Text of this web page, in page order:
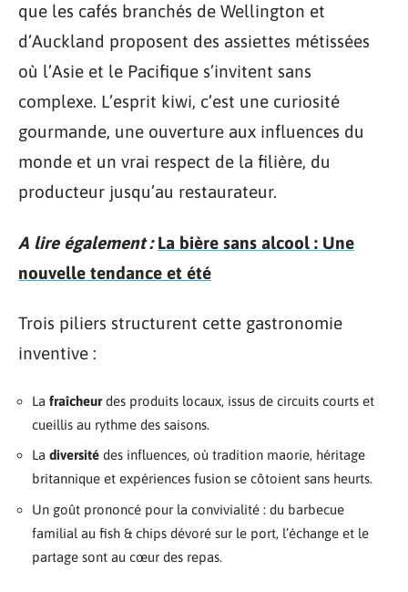
que les cafés branchés de Wellington et
d’Auckland proposent des assiettes métissées
où l’Asie et le Pacifique s’invitent sans
complexe. L’esprit kiwi, c’est une curiosité
gourmande, une ouverture aux influences du
monde et un vrai respect de la filière, du
producteur jusqu’au restaurateur.
A lire également : La bière sans alcool : Une
nouvelle tendance et été
Trois piliers structurent cette gastronomie
inventive :
La fraîcheurdes produits locaux, issus de circuits courts et
cueillis au rythme des saisons.
La diversité des influences, où tradition maorie, héritage
britannique et expériences fusion se côtoient sans heurts.
Un goût prononcé pour la convivialité : du barbecue
familial au fish & chips dévoré sur le port, l’échange et le
partage sont au cœur des repas.